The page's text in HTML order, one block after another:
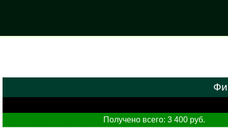
Получено всего: 3 400 руб.